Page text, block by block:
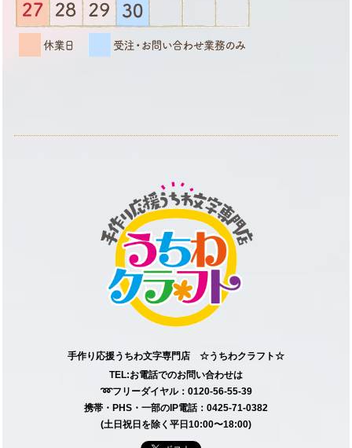
手作り応援うちわ文字専門店 ☆うちわクラフト☆
TEL:お電話でのお問い合わせは
➿フリーダイヤル：0120-56-55-39
携帯・PHS・一部のIP電話：0425-71-0382
(土日祝日を除く平日10:00〜18:00)